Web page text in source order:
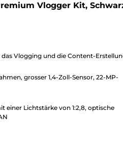
Vlogger Kit,
das Vlogging und die Content-
grosser 1,4-Zoll-Sensor, 22-MP-
einer Lichtstärke von 1:2,8, optische